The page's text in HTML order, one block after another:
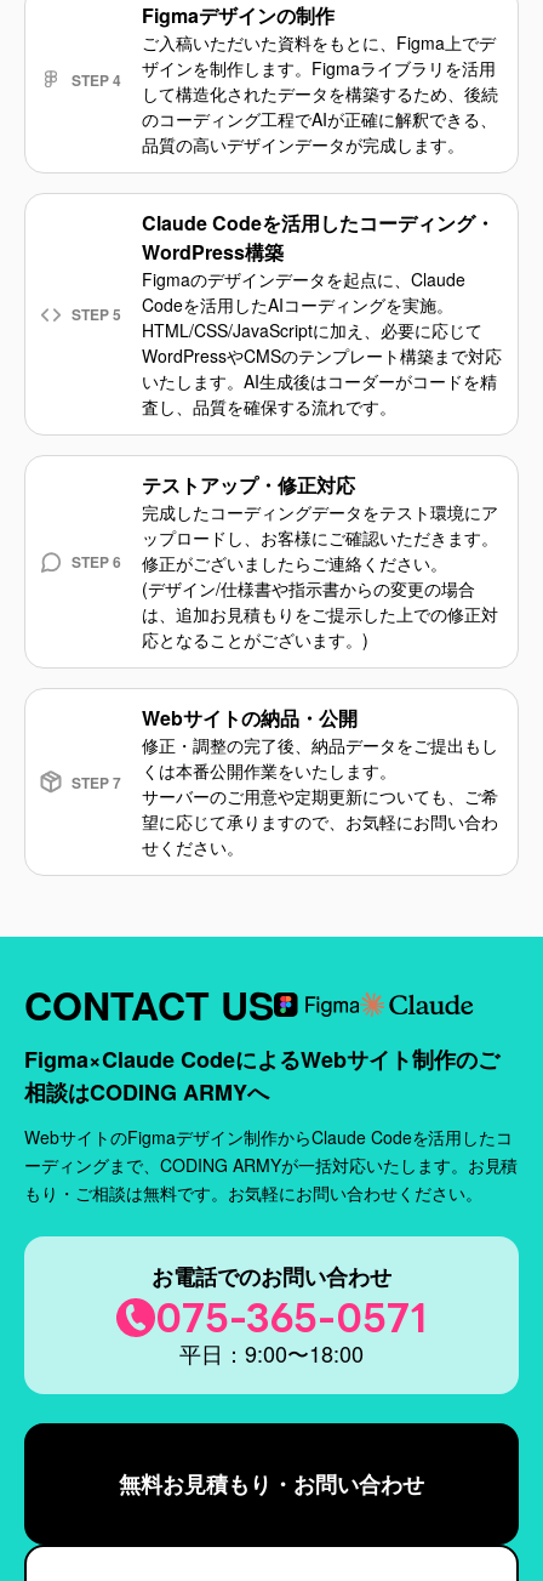
STEP 4
Figmaデザインの制作
ご入稿いただいた資料をもとに、Figma上でデ
ザインを制作します。Figmaライブラリを活用
して構造化されたデータを構築するため、後続
のコーディング工程でAIが正確に解釈できる、
品質の高いデザインデータが完成します。
STEP 5
Claude Codeを活用したコーディング・
WordPress構築
Figmaのデザインデータを起点に、Claude
Codeを活用したAIコーディングを実施。
HTML/CSS/JavaScriptに加え、必要に応じて
WordPressやCMSのテンプレート構築まで対応
いたします。AI生成後はコーダーがコードを精
査し、品質を確保する流れです。
STEP 6
テストアップ・修正対応
完成したコーディングデータをテスト環境にア
ップロードし、お客様にご確認いただきます。
修正がございましたらご連絡ください。
(デザイン/仕様書や指示書からの変更の場合
は、追加お見積もりをご提示した上での修正対
応となることがございます。)
STEP 7
Webサイトの納品・公開
修正・調整の完了後、納品データをご提出もし
くは本番公開作業をいたします。
サーバーのご用意や定期更新についても、ご希
望に応じて承りますので、お気軽にお問い合わ
せください。
CONTACT US
Figma×Claude CodeによるWebサイト制作のご
相談はCODING ARMYへ
WebサイトのFigmaデザイン制作からClaude Codeを活用したコ
ーディングまで、CODING ARMYが一括対応いたします。お見積
もり・ご相談は無料です。お気軽にお問い合わせください。
お電話でのお問い合わせ
075-365-0571
平日：9:00〜18:00
無料お見積もり・お問い合わせ